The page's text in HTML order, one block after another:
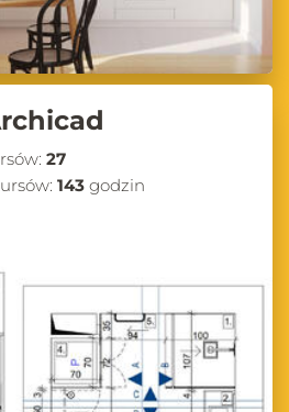
27
143 godzin